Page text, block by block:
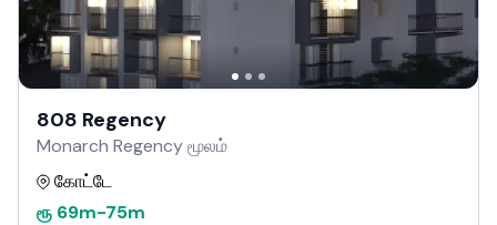
808 Regency
Monarch Regency மூலம்
கோட்டே
ரூ 69m-75m